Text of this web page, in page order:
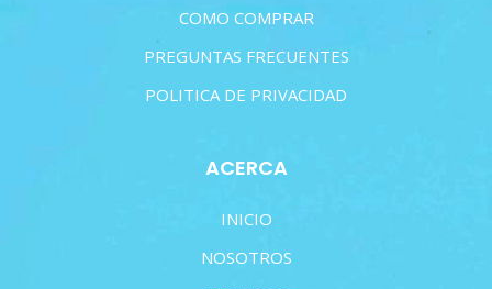
COMO COMPRAR
PREGUNTAS FRECUENTES
POLITICA DE PRIVACIDAD
ACERCA
INICIO
NOSOTROS